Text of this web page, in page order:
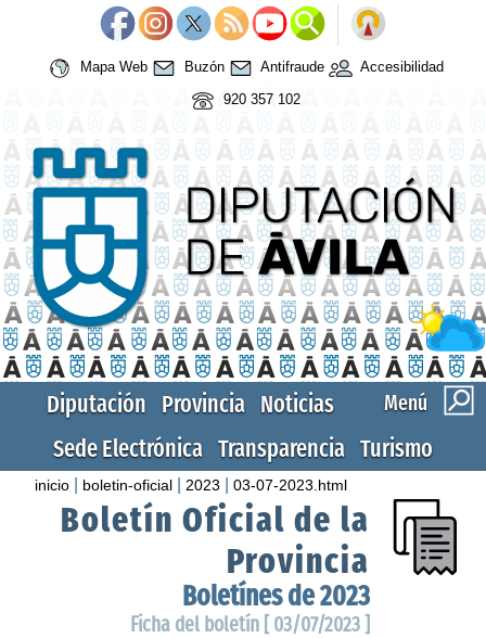
Mapa Web Buzón Antifraude
Accesibilidad
920 357 102
Menú
Diputación Provincia Noticias
Sede Electrónica Transparencia Turismo
inicio boletin-oficial 2023 |03-07-2023.html
Boletín Oficial de la
Provincia
Boletínes de 2023
Ficha del boletín [ 03/07/2023 ]